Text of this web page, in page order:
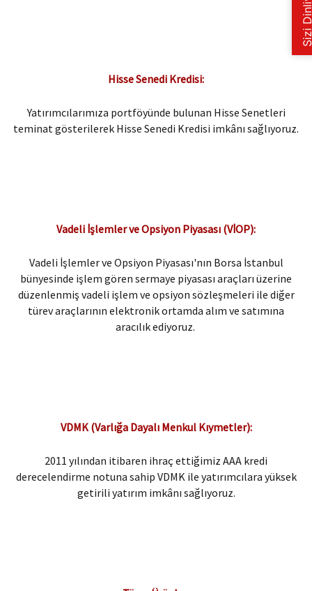
Hisse Senedi Kredisi:
Yatırımcılarımıza portföyünde bulunan Hisse Senetleri
teminat gösterilerek Hisse Senedi Kredisi imkânı sağlıyoruz.
Vadeli İşlemler ve Opsiyon Piyasası (VİOP):
Vadeli İşlemler ve Opsiyon Piyasası'nın Borsa İstanbul
bünyesinde işlem gören sermaye piyasası araçları üzerine
düzenlenmiş vadeli işlem ve opsiyon sözleşmeleri ile diğer
türev araçlarının elektronik ortamda alım ve satımına
aracılık ediyoruz.
VDMK (Varlığa Dayalı Menkul Kıymetler):
2011 yılından itibaren ihraç ettiğimiz AAA kredi
derecelendirme notuna sahip VDMK ile yatırımcılara yüksek
getirili yatırım imkânı sağlıyoruz.